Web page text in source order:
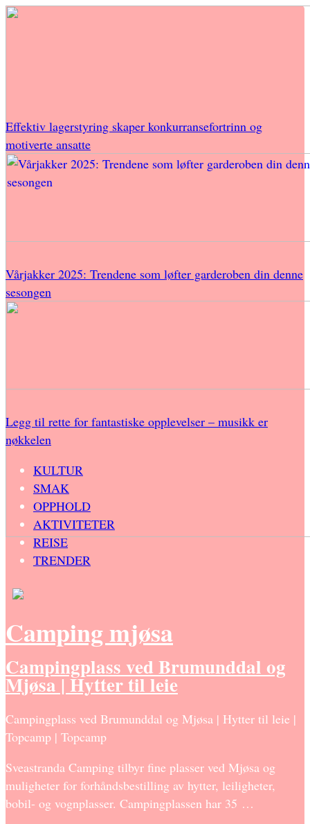
Effektiv lagerstyring skaper konkurransefortrinn og
motiverte ansatte
Vårjakker 2025: Trendene som løfter garderoben din denne
sesongen
Legg til rette for fantastiske opplevelser – musikk er
nøkkelen
KULTUR
SMAK
OPPHOLD
AKTIVITETER
REISE
TRENDER
Camping mjøsa
Campingplass ved Brumunddal og
Mjøsa | Hytter til leie
Campingplass ved Brumunddal og Mjøsa | Hytter til leie |
Topcamp | Topcamp
Sveastranda Camping tilbyr fine plasser ved Mjøsa og
muligheter for forhåndsbestilling av hytter, leiligheter,
bobil- og vognplasser. Campingplassen har 35 …